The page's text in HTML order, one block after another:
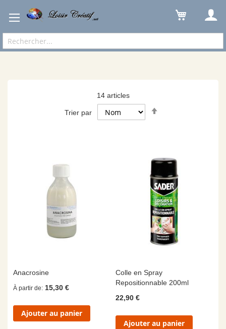
14articles
Trier par
Anacrosine
À partir de 15,30 €
Ajouter au panier
Colle en Spray
Repositionnable 200ml
22,90 €
Ajouter au panier